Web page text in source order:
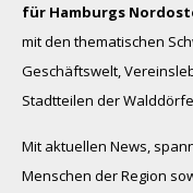
für Hamburgs
mit den thematischen
Geschäftswelt,
Stadtteilen der
Mit aktuellen News,
Menschen der Region